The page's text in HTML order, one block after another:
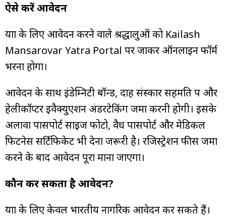
ऐसे करें आवेदन
यात्रा के लिए आवेदन करने वाले श्रद्धालुओं को Kailash
Mansarovar Yatra Portal पर जाकर ऑनलाइन फॉर्म
भरना होगा।
आवेदन के साथ इंडेम्निटी बॉन्ड, दाह संस्कार सहमति पत्र और
हेलीकॉप्टर इवैक्युएशन अंडरटेकिंग जमा करनी होगी। इसके
अलावा पासपोर्ट साइज फोटो, वैध पासपोर्ट और मेडिकल
फिटनेस सर्टिफिकेट भी देना जरूरी है। रजिस्ट्रेशन फीस जमा
करने के बाद आवेदन पूरा माना जाएगा।
कौन कर सकता है आवेदन?
यात्रा के लिए केवल भारतीय नागरिक आवेदन कर सकते हैं।